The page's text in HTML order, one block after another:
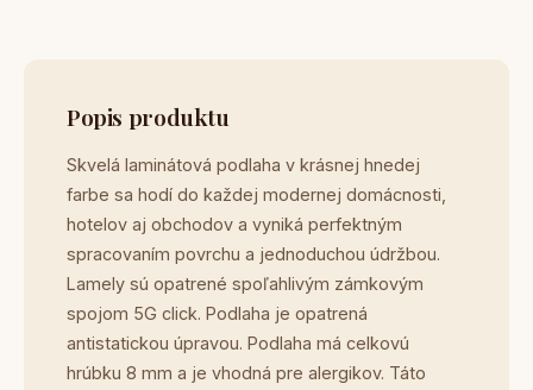
Popis produktu
Skvelá laminátová podlaha v krásnej hnedej
farbe sa hodí do každej modernej domácnosti,
hotelov aj obchodov a vyniká perfektným
spracovaním povrchu a jednoduchou údržbou.
Lamely sú opatrené spoľahlivým zámkovým
spojom 5G click. Podlaha je opatrená
antistatickou úpravou. Podlaha má celkovú
hrúbku 8 mm a je vhodná pre alergikov. Táto